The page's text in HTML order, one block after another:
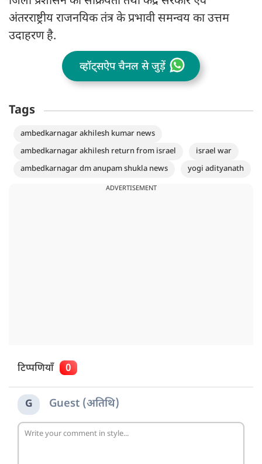
अंतरराष्ट्रीय राजनयिक तंत्र के प्रभावी समन्वय का उत्तम
उदाहरण है.
व्हॉट्सऐप चैनल से जुड़ें
Tags
ambedkarnagar akhilesh kumar news
ambedkarnagar akhilesh return from israel
israel war
ambedkarnagar dm anupam shukla news
yogi adityanath
ADVERTISEMENT
टिप्पणियाँ 0
G Guest (अतिथि)